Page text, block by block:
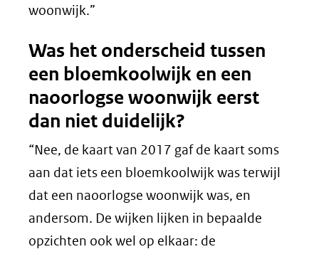
woonwijk.”
Was het onderscheid tussen
een bloemkoolwijk en een
naoorlogse woonwijk eerst
dan niet duidelijk?
“Nee, de kaart van 2017 gaf de kaart soms
aan dat iets een bloemkoolwijk was terwijl
dat een naoorlogse woonwijk was, en
andersom. De wijken lijken in bepaalde
opzichten ook wel op elkaar: de